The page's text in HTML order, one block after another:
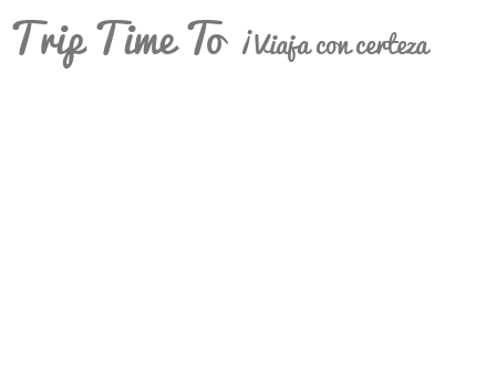
Trip Time To ¡Viaja con certeza